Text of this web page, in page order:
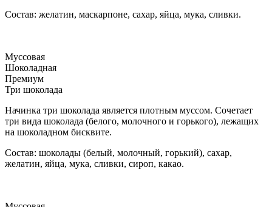
Состав: желатин, маскарпоне, сахар, яйца, мука, сливки.
Муссовая
Шоколадная
Премиум
Три шоколада
Начинка три шоколада является плотным муссом. Сочетает
три вида шоколада (белого, молочного и горького), лежащих
на шоколадном бисквите.
Состав: шоколады (белый, молочный, горький), сахар,
желатин, яйца, мука, сливки, сироп, какао.